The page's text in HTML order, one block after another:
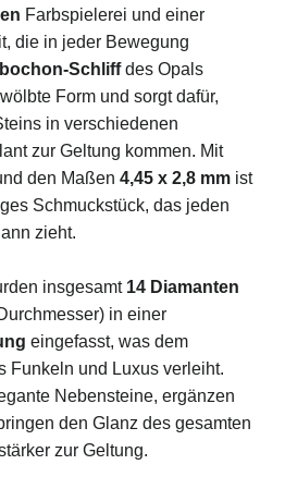
Farbspielerei und einer
die in jeder Bewegung
Schliffdes Opals
Form und sorgt dafür,
in verschiedenen
zur Geltung kommen. Mit
den Maßen 4,45 x 2,8 mm ist
Schmuckstück, das jeden
zieht.
insgesamt 14 Diamanten
in einer
eingefasst, was dem
Funkeln und Luxus verleiht.
Nebensteine, ergänzen
den Glanz des gesamten
zur Geltung.